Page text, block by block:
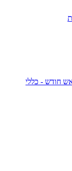
חודש - כללי